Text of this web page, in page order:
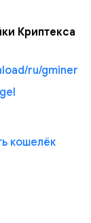
Криптекса
ru/gminer
кошелёк